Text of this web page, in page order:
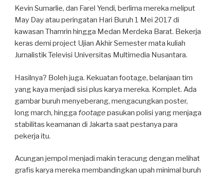
Kevin Sumarlie, dan Farel Yendi, berlima mereka meliput
May Day atau peringatan Hari Buruh 1 Mei 2017 di
kawasan Thamrin hingga Medan Merdeka Barat. Bekerja
keras demi project Ujian Akhir Semester mata kuliah
Jurnalistik Televisi Universitas Multimedia Nusantara.
Hasilnya? Boleh juga. Kekuatan footage, belanjaan tim
yang kaya menjadi sisi plus karya mereka. Komplet. Ada
gambar buruh menyeberang, mengacungkan poster,
long march, hingga footage pasukan polisi yang menjaga
stabilitas keamanan di Jakarta saat pestanya para
pekerja itu.
Acungan jempol menjadi makin teracung dengan melihat
grafis karya mereka membandingkan upah minimal buruh